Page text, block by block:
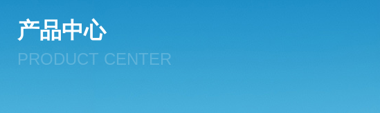
产品中心
PRODUCT CENTER